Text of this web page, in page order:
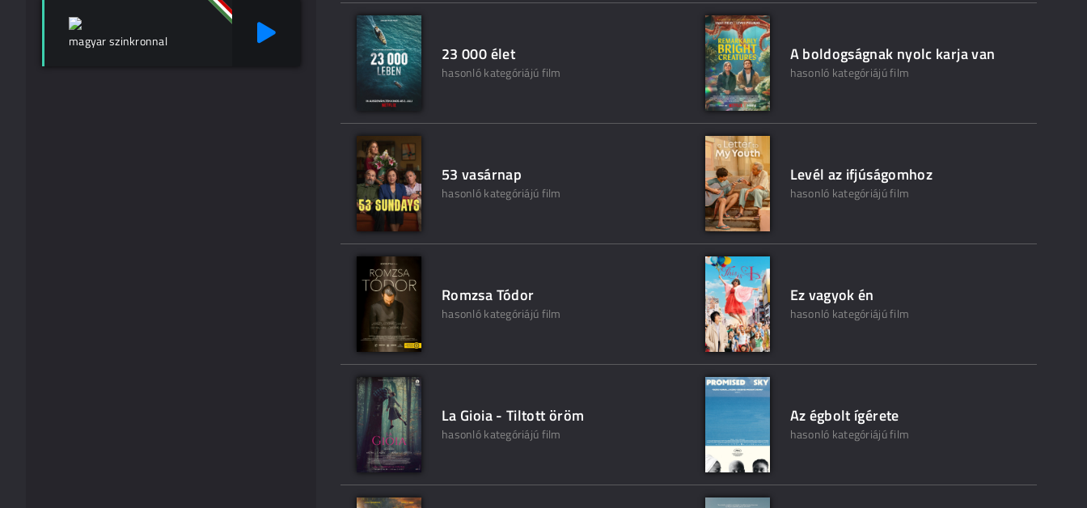
magyar szinkronnal
23 000 élet
hasonló kategóriájú film
A boldogságnak nyolc karja van
hasonló kategóriájú film
53 vasárnap
hasonló kategóriájú film
Levél az ifjúságomhoz
hasonló kategóriájú film
Romzsa Tódor
hasonló kategóriájú film
Ez vagyok én
hasonló kategóriájú film
La Gioia - Tiltott öröm
hasonló kategóriájú film
Az égbolt ígérete
hasonló kategóriájú film